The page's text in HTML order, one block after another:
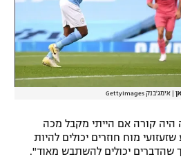
אימג'בנק GettyImages
קורה אם הייתי מקבל מכה
מוח חוזרים יכולים להיות
שהדברים יכולים להשתבש מאוד".